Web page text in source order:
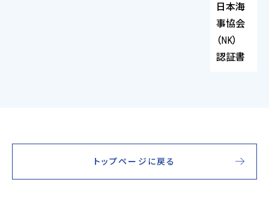
日本海
事協会
（NK）
認証書
トップページに戻る